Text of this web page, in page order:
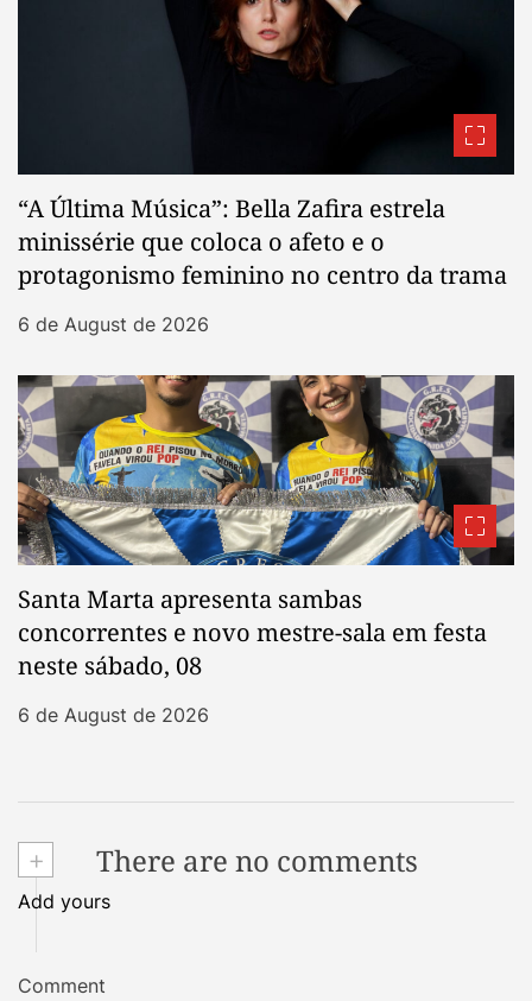
“A Última Música”: Bella Zafira estrela
minissérie que coloca o afeto e o
protagonismo feminino no centro da trama
6 de August de 2026
Santa Marta apresenta sambas
concorrentes e novo mestre-sala em festa
neste sábado, 08
6 de August de 2026
+ There are no comments
Add yours
Comment